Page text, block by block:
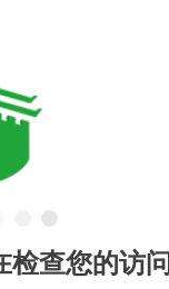
检查您的访问